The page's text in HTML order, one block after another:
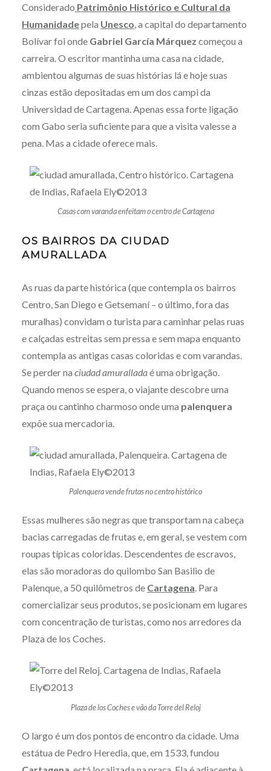
Considerado Patrimônio Histórico e Cultural da
Humanidadepela Unesco, a capital do departamento
Bolívar foi onde Gabriel García Márquez começou a
carreira. O escritor mantinha uma casa na cidade,
ambientou algumas de suas histórias lá e hoje suas
cinzas estão depositadas em um dos campi da
Universidad de Cartagena. Apenas essa forte ligação
com Gabo seria suficiente para que a visita valesse a
pena. Mas a cidade oferece mais.
Casas com varanda enfeitam o centro de Cartagena
OS BAIRROS DA CIUDAD
AMURALLADA
As ruas da parte histórica (que contempla os bairros
Centro, San Diego e Getsemaní – o último, fora das
muralhas) convidam o turista para caminhar pelas ruas
e calçadas estreitas sem pressa e sem mapa enquanto
contempla as antigas casas coloridas e com varandas.
Se perder na ciudad amuralladaé uma obrigação.
Quando menos se espera, o viajante descobre uma
praça ou cantinho charmoso onde uma palenquera
expõe sua mercadoria.
Palenquera vende frutas no centro histórico
Essas mulheres são negras que transportam na cabeça
bacias carregadas de frutas e, em geral, se vestem com
roupas típicas coloridas. Descendentes de escravos,
elas são moradoras do quilombo San Basilio de
Palenque, a 50 quilômetros de Cartagena. Para
comercializar seus produtos, se posicionam em lugares
com concentração de turistas, como nos arredores da
Plaza de los Coches.
Plaza de los Coches e vão da Torre del Reloj
O largo é um dos pontos de encontro da cidade. Uma
estátua de Pedro Heredia, que, em 1533, fundou